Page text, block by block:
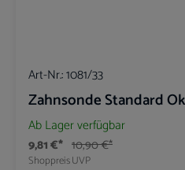
Art-Nr.:1081/33
Zahnsonde Standard
Ab Lager verfügbar
9,81 €*
Shoppreis
10,90 €*
UVP